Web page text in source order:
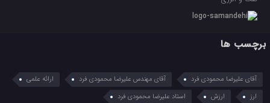
برچسب ها
آقای علیرضا محمودی فرد آقای مهندس علیرضا محمودی فرد
ارائه علمی
ارز
ارزش
استاد علیرضا محمودی فرد